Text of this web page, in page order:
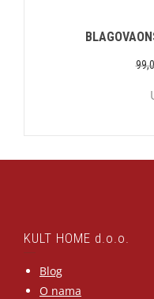
KULT HOME d.o.o.
Blog
O nama